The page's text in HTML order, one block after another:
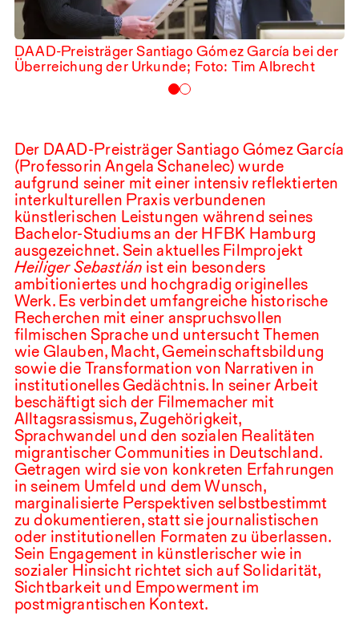
DAAD-Preisträger Santiago Gómez García bei der
Überreichung der Urkunde; Foto: Tim Albrecht
Der DAAD-Preisträger Santiago Gómez García
(Professorin Angela Schanelec) wurde
aufgrund seiner mit einer intensiv reflektierten
interkulturellen Praxis verbundenen
künstlerischen Leistungen während seines
Bachelor-Studiums an der HFBK Hamburg
ausgezeichnet. Sein aktuelles Filmprojekt
Heiliger Sebastián ist ein besonders
ambitioniertes und hochgradig originelles
Werk. Es verbindet umfangreiche historische
Recherchen mit einer anspruchsvollen
filmischen Sprache und untersucht Themen
wie Glauben, Macht, Gemeinschaftsbildung
sowie die Transformation von Narrativen in
institutionelles Gedächtnis. In seiner Arbeit
beschäftigt sich der Filmemacher mit
Alltagsrassismus, Zugehörigkeit,
Sprachwandel und den sozialen Realitäten
migrantischer Communities in Deutschland.
Getragen wird sie von konkreten Erfahrungen
in seinem Umfeld und dem Wunsch,
marginalisierte Perspektiven selbstbestimmt
zu dokumentieren, statt sie journalistischen
oder institutionellen Formaten zu überlassen.
Sein Engagement in künstlerischer wie in
sozialer Hinsicht richtet sich auf Solidarität,
Sichtbarkeit und Empowerment im
postmigrantischen Kontext.